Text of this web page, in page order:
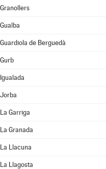
Granollers
Gualba
Guardiola de Berguedà
Gurb
Igualada
Jorba
La Garriga
La Granada
La Llacuna
La Llagosta